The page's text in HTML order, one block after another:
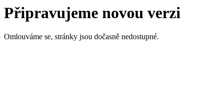
Připravujeme novou verzi
Omlouváme se, stránky jsou dočasně nedostupné.